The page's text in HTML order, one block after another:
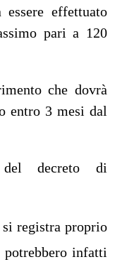
effettuato
pari a 120
che dovrà
entro 3 mesi dal
del decreto di
registra proprio
potrebbero infatti